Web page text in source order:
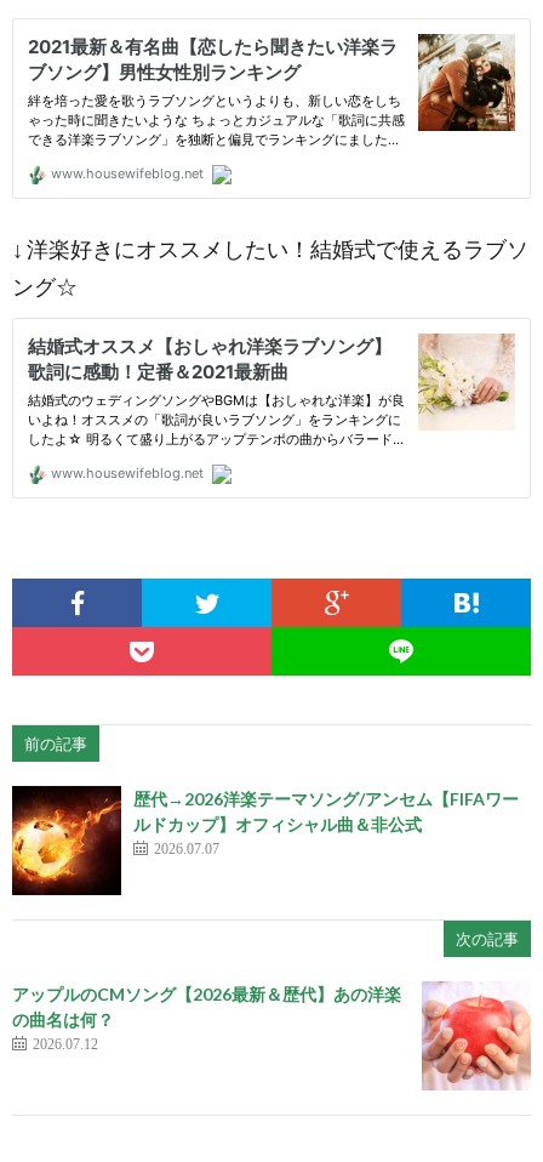
↓ 洋楽好きにオススメしたい！結婚式で使えるラブソ
ング☆
前の記事
歴代→2026洋楽テーマソング/アンセム【FIFAワー
ルドカップ】オフィシャル曲＆非公式
2026.07.07
次の記事
アップルのCMソング【2026最新＆歴代】あの洋楽
の曲名は何？
2026.07.12